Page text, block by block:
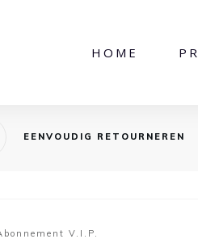
HOME
EENVOUDIG RETOURNEREN
V.I.P.